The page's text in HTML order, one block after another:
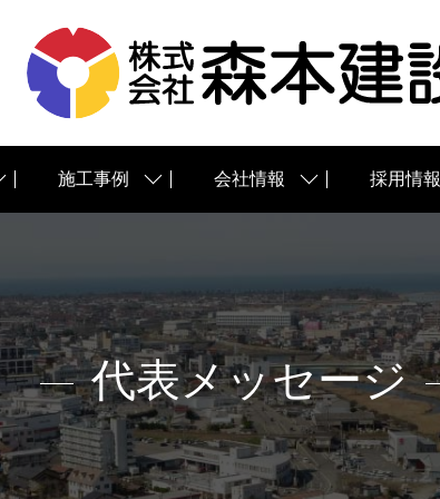
施工事例 会社情報 採用情報
代表メッセージ